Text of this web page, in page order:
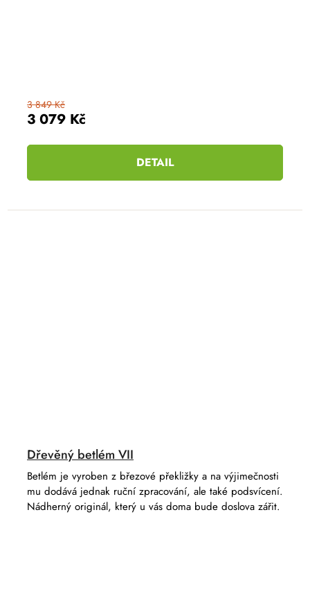
3 079 Kč
3 849 Kč
DETAIL
Dřevěný betlém VII
Betlém je vyroben z březové překližky a na výjimečnosti
mu dodává jednak ruční zpracování, ale také podsvícení.
Nádherný originál, který u vás doma bude doslova zářit.